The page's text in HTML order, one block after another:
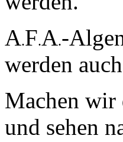
A.F.A.-
werden
Machen
und sehen